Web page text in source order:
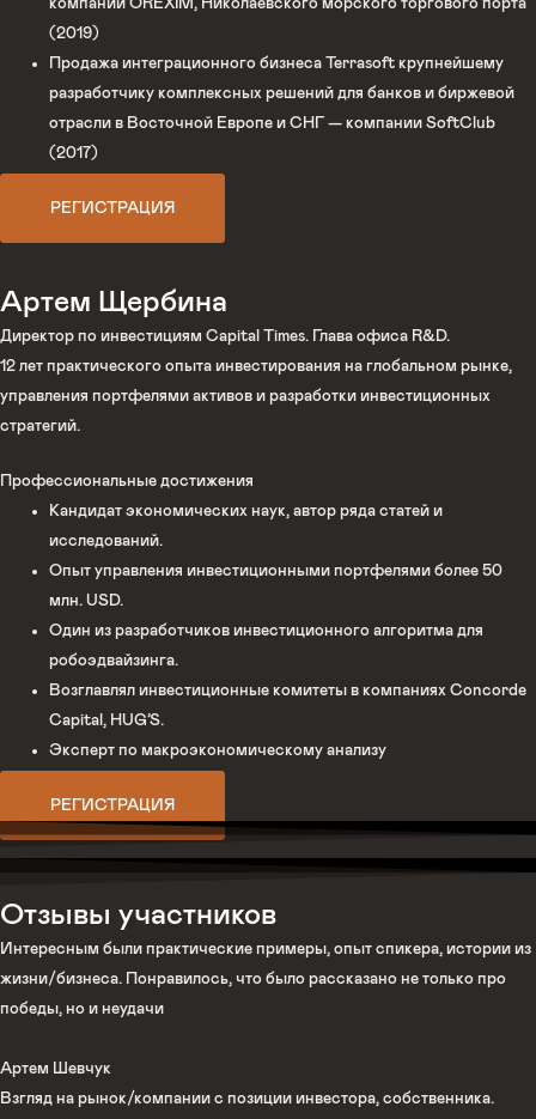
компании OREXIM, Николаевского морского торгового порта
(2019)
Продажа интеграционного бизнеса Terrasoft крупнейшему
разработчику комплексных решений для банков и биржевой
отрасли в Восточной Европе и СНГ — компании SoftClub
(2017)
РЕГИСТРАЦИЯ
Артем Щербина
Директор по инвестициям Capital Times. Глава офиса R&D.
12 лет практического опыта инвестирования на глобальном рынке,
управления портфелями активов и разработки инвестиционных
стратегий.
Профессиональные достижения
Кандидат экономических наук, автор ряда статей и
исследований.
Опыт управления инвестиционными портфелями более 50
млн. USD.
Один из разработчиков инвестиционного алгоритма для
робоэдвайзинга.
Возглавлял инвестиционные комитеты в компаниях Concorde
Capital, HUG’S.
Эксперт по макроэкономическому анализу
РЕГИСТРАЦИЯ
Отзывы участников
Интересным были практические примеры, опыт спикера, истории из
жизни/бизнеса. Понравилось, что было рассказано не только про
победы, но и неудачи
Артем Шевчук
Взгляд на рынок/компании с позиции инвестора, собственника.